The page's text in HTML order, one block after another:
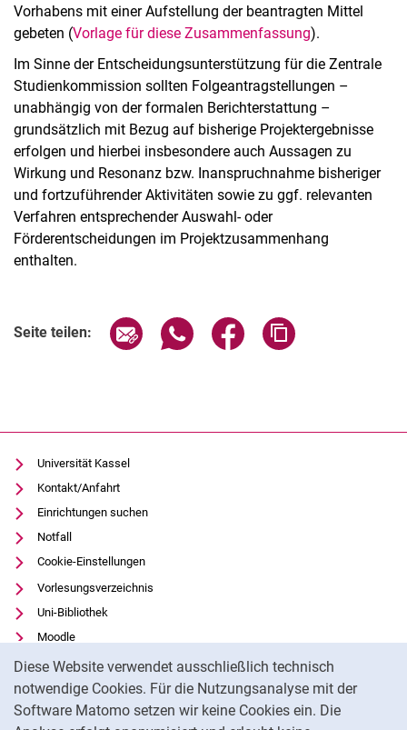
Diese Website verwendet ausschließlich technisch
notwendige Cookies. Für die Nutzungsanalyse mit der
Software Matomo setzen wir keine Cookies ein. Die
Vorhabens mit einer Aufstellung der beantragten Mittel
gebeten (Vorlage für diese Zusammenfassung).
Im Sinne der Entscheidungsunterstützung für die Zentrale
Studienkommission sollten Folgeantragstellungen –
unabhängig von der formalen Berichterstattung –
grundsätzlich mit Bezug auf bisherige Projektergebnisse
erfolgen und hierbei insbesondere auch Aussagen zu
Wirkung und Resonanz bzw. Inanspruchnahme bisheriger
und fortzuführender Aktivitäten sowie zu ggf. relevanten
Verfahren entsprechender Auswahl- oder
Förderentscheidungen im Projektzusammenhang
enthalten.
Seite teilen: Seite über E-Mail teilen
Seite über WhatsApp teilen
Seite über Facebook
Universität Kassel
Kontakt/Anfahrt
Einrichtungen suchen
Notfall
Cookie-Einstellungen
Vorlesungsverzeichnis
Uni-Bibliothek
Moodle
Panopto
Datenschutz
Barrierefreiheit